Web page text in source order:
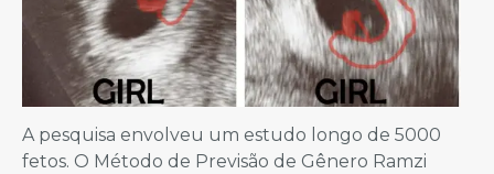
A pesquisa envolveu um estudo longo de 5000
fetos. O Método de Previsão de Gênero Ramzi